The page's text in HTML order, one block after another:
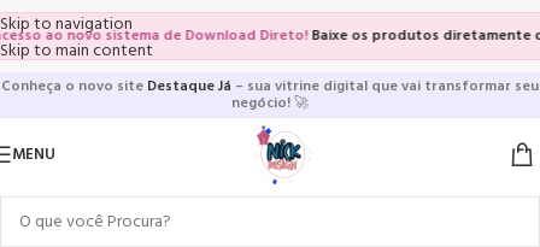
Skip to navigation
Skip to main content
ao novo sistema de Download Direto!Baixe os produtos diretamente das
Conheça o novo site Destaque Já – sua vitrine digital que vai transformar seu
negócio!🚀
MENU